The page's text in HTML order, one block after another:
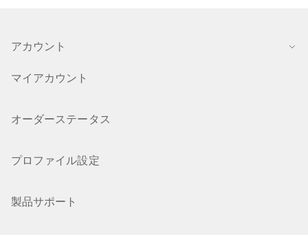
アカウント
マイアカウント
オーダーステータス
プロファイル設定
製品サポート